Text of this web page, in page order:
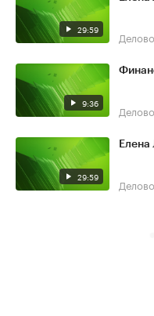
29:59
9:36
29:59